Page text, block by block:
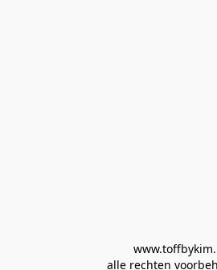
alle rechten